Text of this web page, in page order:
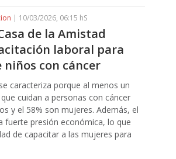
| 10/03/2026, 06:15 hS
de la Amistad
laboral para
con cáncer
caracteriza porque al menos un
cuidan a personas con cáncer
y el 58% son mujeres. Además, el
fuerte presión económica, lo que
de capacitar a las mujeres para